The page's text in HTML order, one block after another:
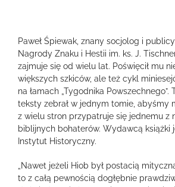
Paweł Śpiewak, znany socjolog i
Nagrody Znaku i Hestii im. ks. J.
zajmuje się od wielu lat. Poświęcił mu
większych szkiców, ale też cykl
na łamach „Tygodnika Powszechnego”.
teksty zebrał w jednym tomie, abyśmy
z wielu stron przypatruje się jednemu z
biblijnych bohaterów. Wydawcą książki
Instytut Historyczny.
„Nawet jeżeli Hiob był postacią
to z całą pewnością dogłębnie